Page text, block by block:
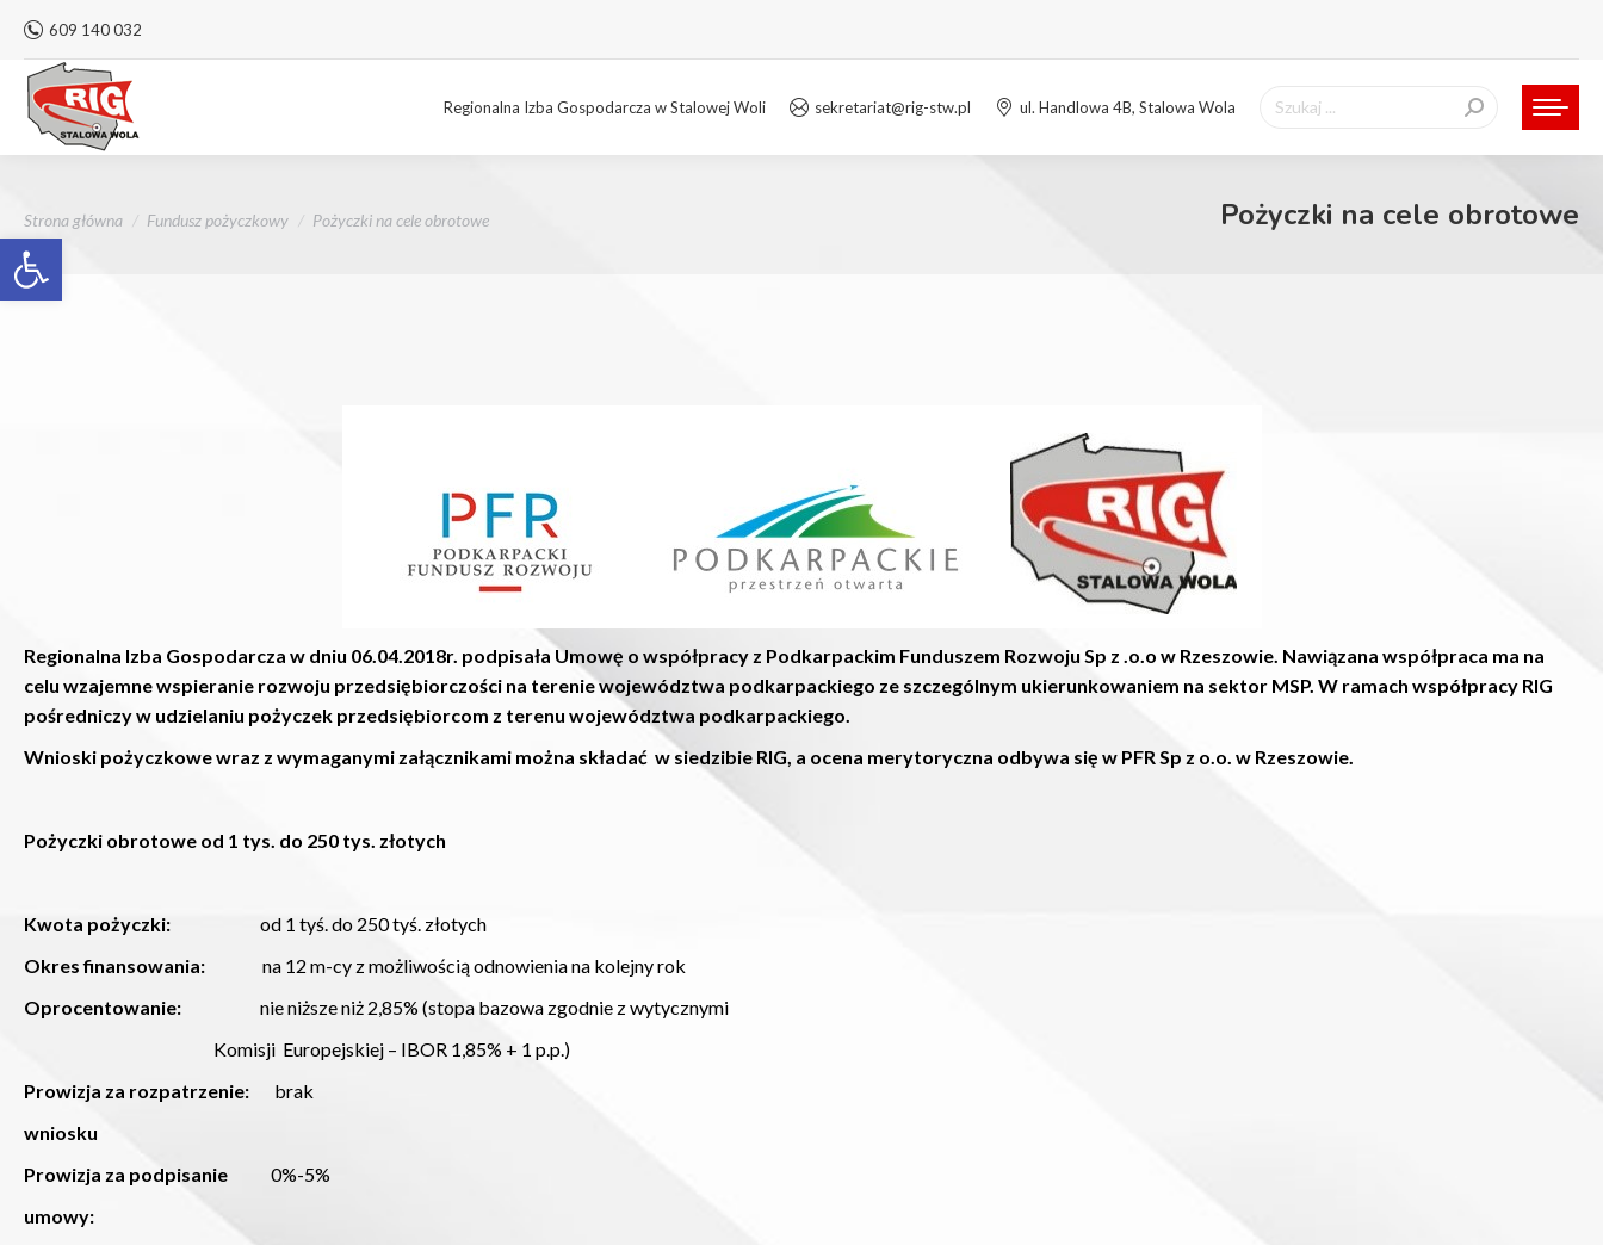
Otwórz pasek narzędzi
609 140 032
Regionalna Izba Gospodarcza w Stalowej Woli sekretariat@rig-stw.pl ul. Handlowa 4B, Stalowa Wola Szukaj:
Jesteś tutaj:
Strona główna Fundusz pożyczkowy Pożyczki na cele obrotowe Pożyczki na cele obrotowe
Regionalna Izba Gospodarcza w dniu 06.04.2018r. podpisała Umowę o współpracy z Podkarpackim Funduszem Rozwoju Sp z .o.o w Rzeszowie. Nawiązana współpraca ma na
celu wzajemne wspieranie rozwoju przedsiębiorczości na terenie województwa podkarpackiego ze szczególnym ukierunkowaniem na sektor MSP. W ramach współpracy RIG
pośredniczy w udzielaniu pożyczek przedsiębiorcom z terenu województwa podkarpackiego.
Wnioski pożyczkowe wraz z wymaganymi załącznikami można składać w siedzibie RIG, a ocena merytoryczna odbywa się w PFR Sp z o.o. w Rzeszowie.
Pożyczki obrotowe od 1 tys. do 250 tys. złotych
Kwota pożyczki: od 1 tyś. do 250 tyś. złotych
Okres finansowania: na 12 m-cy z możliwością odnowienia na kolejny rok
Oprocentowanie: nie niższe niż 2,85% (stopa bazowa zgodnie z wytycznymi
Komisji Europejskiej – IBOR 1,85% + 1 p.p.)
Prowizja za rozpatrzenie:
brak
wniosku
Prowizja za podpisanie 0%-5%
umowy: